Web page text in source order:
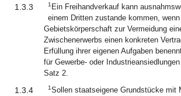
1.3.3 1 Ein Freihandverkauf kann
einem Dritten zustande kommen,
Gebietskörperschaft zur Vermeidung
Zwischenerwerbs einen konkreten
Erfüllung ihrer eigenen Aufgaben
für Gewerbe- oder
Satz 2.
1.3.4 1Sollen staatseigene Grundstücke mit